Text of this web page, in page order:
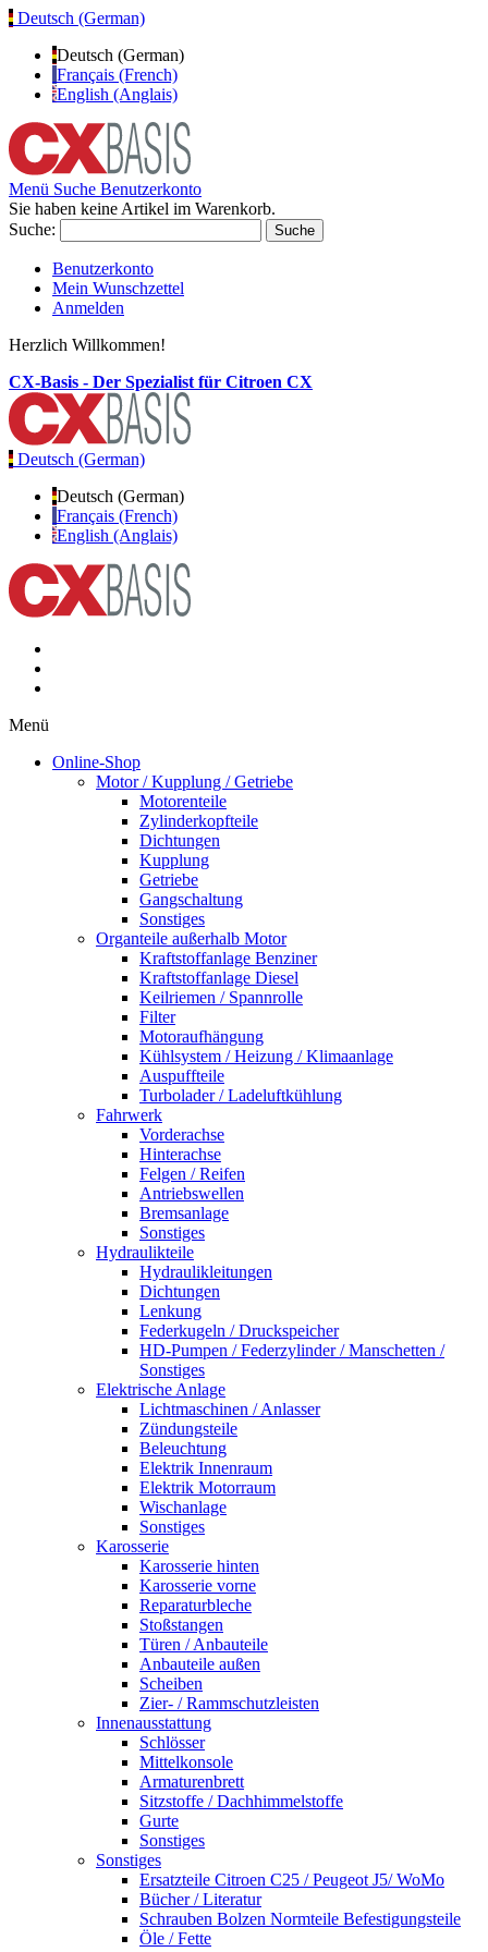
Deutsch (German)
Deutsch (German)
Français (French)
English (Anglais)
Menü Suche Benutzerkonto
Sie haben keine Artikel im Warenkorb.
Suche:
Suche
Benutzerkonto
Mein Wunschzettel
Anmelden
Herzlich Willkommen!
CX-Basis - Der Spezialist für Citroen CX
Deutsch (German)
Deutsch (German)
Français (French)
English (Anglais)
Menü
Online-Shop
Motor / Kupplung / Getriebe
Motorenteile
Zylinderkopfteile
Dichtungen
Kupplung
Getriebe
Gangschaltung
Sonstiges
Organteile außerhalb Motor
Kraftstoffanlage Benziner
Kraftstoffanlage Diesel
Keilriemen / Spannrolle
Filter
Motoraufhängung
Kühlsystem / Heizung / Klimaanlage
Auspuffteile
Turbolader / Ladeluftkühlung
Fahrwerk
Vorderachse
Hinterachse
Felgen / Reifen
Antriebswellen
Bremsanlage
Sonstiges
Hydraulikteile
Hydraulikleitungen
Dichtungen
Lenkung
Federkugeln / Druckspeicher
HD-Pumpen / Federzylinder / Manschetten /
Sonstiges
Elektrische Anlage
Lichtmaschinen / Anlasser
Zündungsteile
Beleuchtung
Elektrik Innenraum
Elektrik Motorraum
Wischanlage
Sonstiges
Karosserie
Karosserie hinten
Karosserie vorne
Reparaturbleche
Stoßstangen
Türen / Anbauteile
Anbauteile außen
Scheiben
Zier- / Rammschutzleisten
Innenausstattung
Schlösser
Mittelkonsole
Armaturenbrett
Sitzstoffe / Dachhimmelstoffe
Gurte
Sonstiges
Sonstiges
Ersatzteile Citroen C25 / Peugeot J5/ WoMo
Bücher / Literatur
Schrauben Bolzen Normteile Befestigungsteile
Öle / Fette